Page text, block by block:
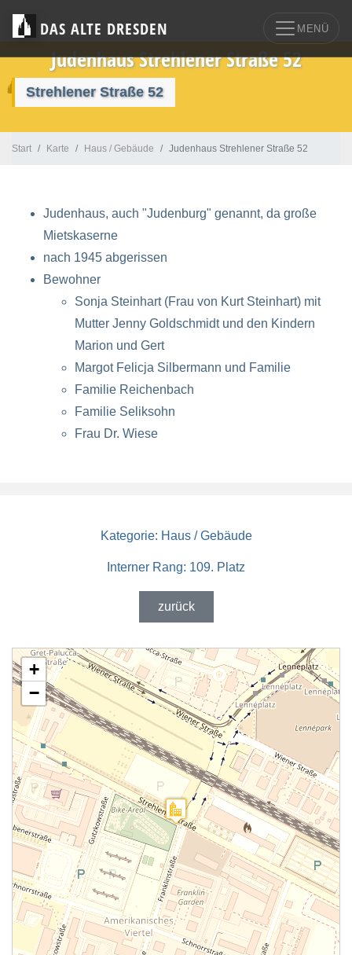
DAS ALTE DRESDEN MENÜ
Judenhaus Strehlener Straße 52
Strehlener Straße 52
Start Karte Haus / Gebäude Judenhaus Strehlener Straße 52
Judenhaus, auch "Judenburg" genannt, da große
Mietskaserne
nach 1945 abgerissen
Bewohner
Sonja Steinhart (Frau von Kurt Steinhart) mit
Mutter Jenny Goldschmidt und den Kindern
Marion und Gert
Margot Felicja Silbermann und Familie
Familie Reichenbach
Familie Seliksohn
Frau Dr. Wiese
Kategorie: Haus / Gebäude
Interner Rang: 109. Platz
zurück
+
−